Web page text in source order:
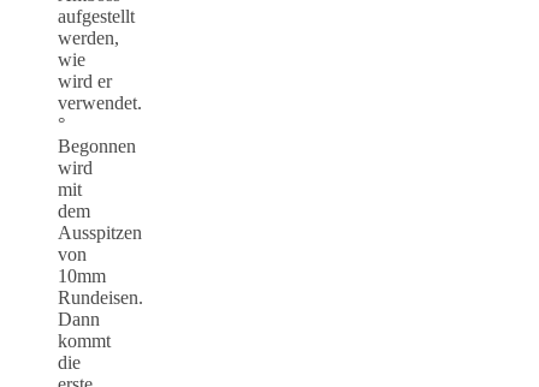
aufgestellt
werden,
wie
wird er
verwendet.
°
Begonnen
wird
mit
dem
Ausspitzen
von
10mm
Rundeisen.
Dann
kommt
die